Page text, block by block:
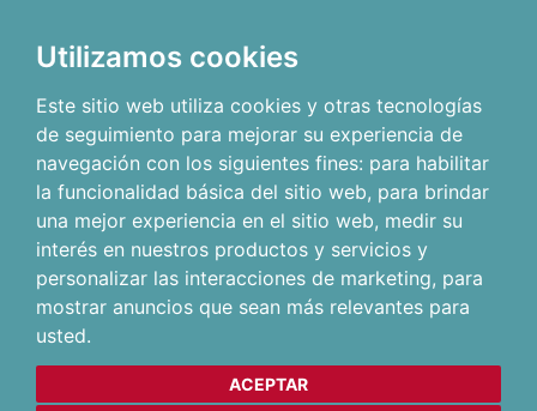
Utilizamos cookies
Este sitio web utiliza cookies y otras tecnologías
de seguimiento para mejorar su experiencia de
navegación con los siguientes fines: para habilitar
la funcionalidad básica del sitio web, para brindar
una mejor experiencia en el sitio web, medir su
interés en nuestros productos y servicios y
personalizar las interacciones de marketing, para
mostrar anuncios que sean más relevantes para
usted.
ACEPTAR